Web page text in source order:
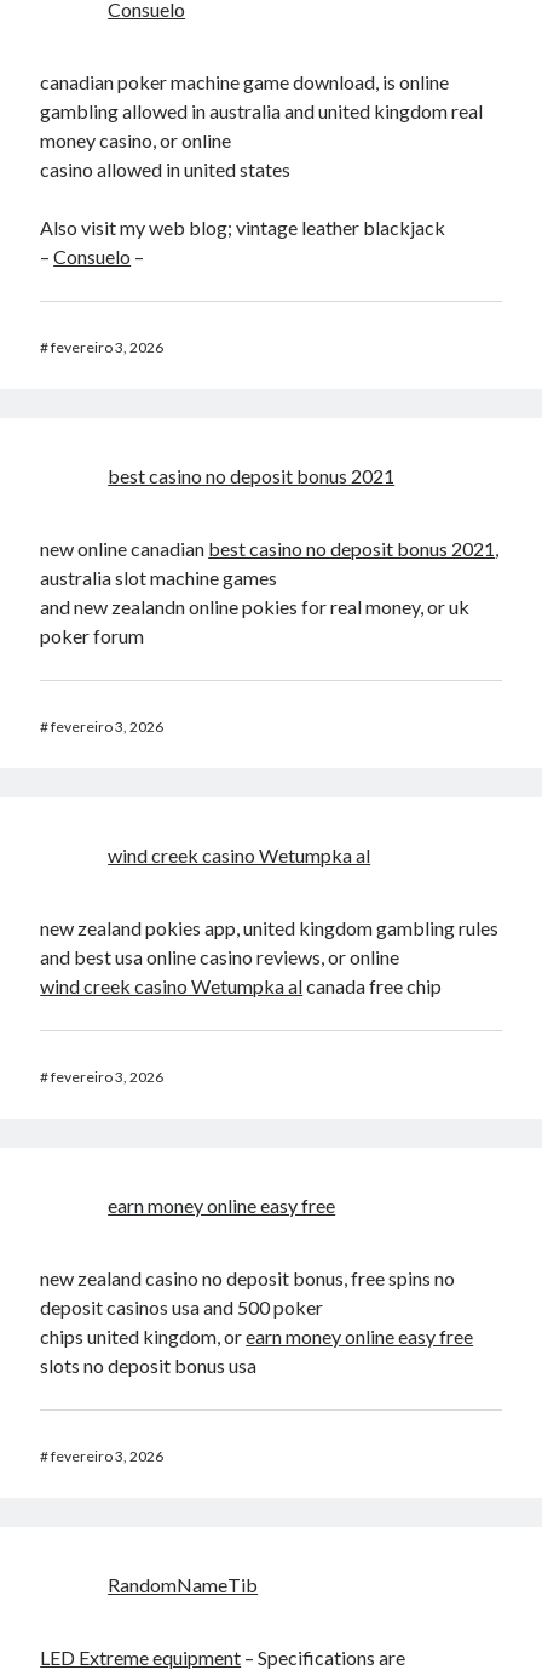
Consuelo
canadian poker machine game download, is online
gambling allowed in australia and united kingdom real
money casino, or online
casino allowed in united states
Also visit my web blog; vintage leather blackjack
–Consuelo –
#fevereiro 3, 2026
best casino no deposit bonus 2021
new online canadian best casino no deposit bonus 2021,
australia slot machine games
and new zealandn online pokies for real money, or uk
poker forum
#fevereiro 3, 2026
wind creek casino Wetumpka al
new zealand pokies app, united kingdom gambling rules
and best usa online casino reviews, or online
wind creek casino Wetumpka alcanada free chip
#fevereiro 3, 2026
earn money online easy free
new zealand casino no deposit bonus, free spins no
deposit casinos usa and 500 poker
chips united kingdom, orearn money online easy free
slots no deposit bonus usa
#fevereiro 3, 2026
RandomNameTib
LED Extreme equipment – Specifications are